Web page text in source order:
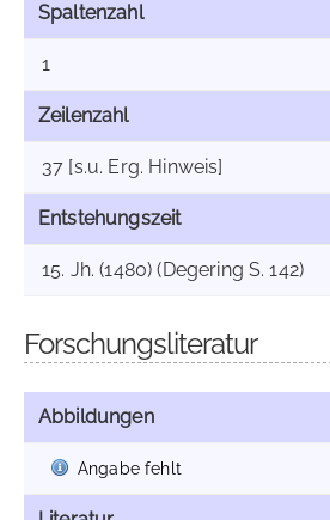
Spaltenzahl
1
Zeilenzahl
37 [s.u. Erg. Hinweis]
Entstehungszeit
15. Jh. (1480) (Degering S. 142)
Forschungsliteratur
Abbildungen
Angabe fehlt